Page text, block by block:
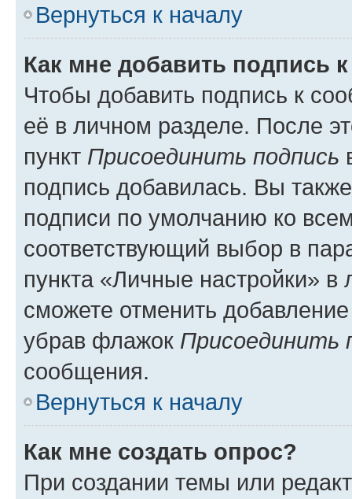
Вернуться к началу
Как мне добавить подпись
Чтобы добавить подпись к
её в личном разделе. После
пункт Присоединить подпись
подпись добавилась. Вы
подписи по умолчанию ко
соответствующий выбор в
пункта «Личные настройки»
сможете отменить
убрав флажок Присоединить
сообщения.
Вернуться к началу
Как мне создать опрос?
При создании темы или